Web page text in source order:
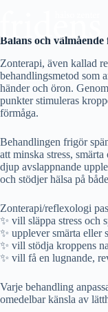
Balans och
Zonterapi, även kallad
behandlingsmetod som
händer och öron.
punkter stimuleras
förmåga.
Behandlingen frigör
att minska stress,
djup avslappnande
och stödjer hälsa på
Zonterapi/reflexologi
✨ vill släppa stress och
✨ upplever smärta eller
✨ vill stödja kroppens
✨ vill få en lugnande,
Varje behandling
omedelbar känsla av